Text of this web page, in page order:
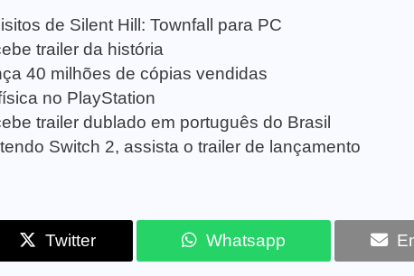
de Silent Hill: Townfall para PC
trailer da história
40 milhões de cópias vendidas
no PlayStation
trailer dublado em português do Brasil
Switch 2, assista o trailer de lançamento
Twitter Whatsapp